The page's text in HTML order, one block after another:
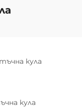
кула
кула